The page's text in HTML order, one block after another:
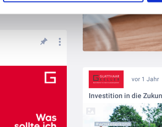
vor 1 Jahr
Investition in die